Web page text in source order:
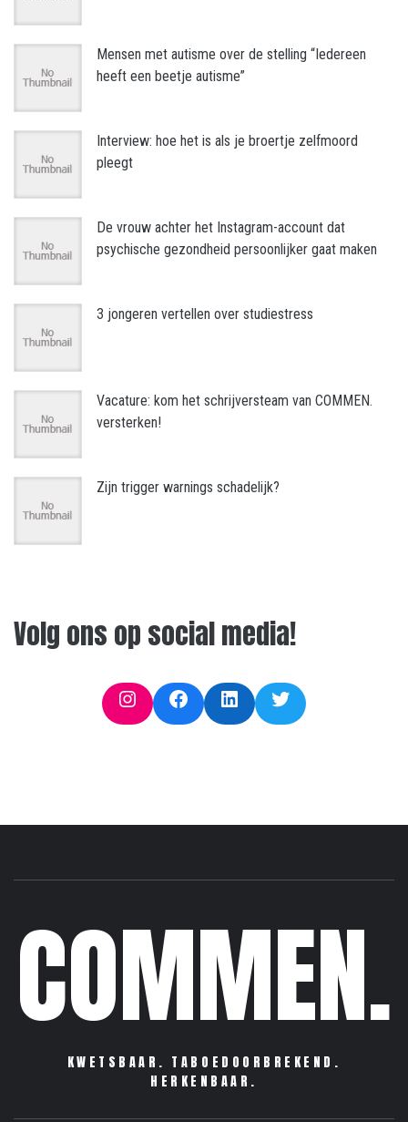
Mensen met autisme over de stelling “Iedereen
heeft een beetje autisme”
Interview: hoe het is als je broertje zelfmoord
pleegt
De vrouw achter het Instagram-account dat
psychische gezondheid persoonlijker gaat maken
3 jongeren vertellen over studiestress
Vacature: kom het schrijversteam van COMMEN.
versterken!
Zijn trigger warnings schadelijk?
Volg ons op social media!
InstagramFacebookLinkedInTwitter
COMMEN.
KWETSBAAR. TABOEDOORBREKEND.
HERKENBAAR.